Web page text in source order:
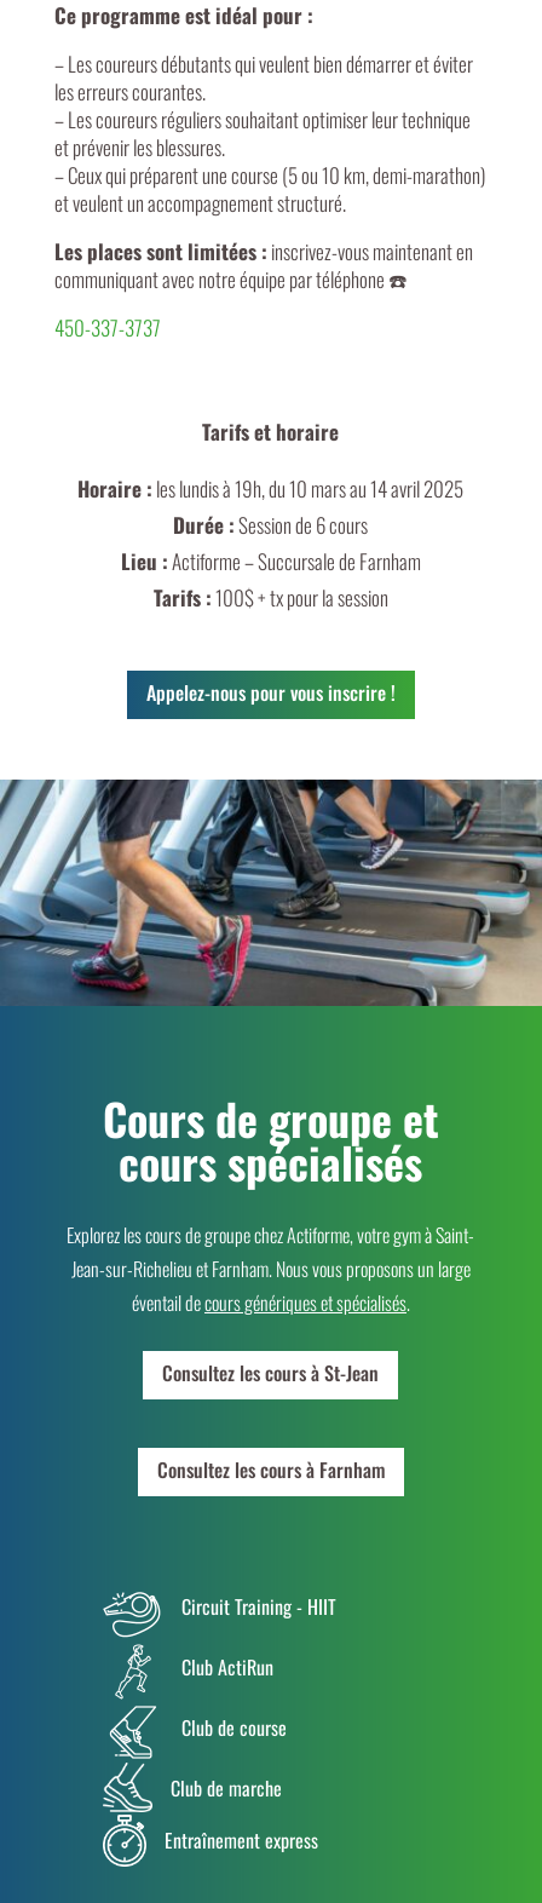
Ce programme est idéal pour :
– Les coureurs débutants qui veulent bien démarrer et éviter
les erreurs courantes.
– Les coureurs réguliers souhaitant optimiser leur technique
et prévenir les blessures.
– Ceux qui préparent une course (5 ou 10 km, demi-marathon)
et veulent un accompagnement structuré.
Les places sont limitées : inscrivez-vous maintenant en
communiquant avec notre équipe par téléphone ☎️
450-337-3737
Tarifs et horaire
Horaire : les lundis à 19h, du 10 mars au 14 avril 2025
Durée :Session de 6 cours
Lieu :Actiforme – Succursale de Farnham
Tarifs :100$ + tx pour la session
Appelez-nous pour vous inscrire !
Cours de groupe et
cours spécialisés
Explorez les cours de groupe chez Actiforme, votre gym à Saint-
Jean-sur-Richelieu et Farnham. Nous vous proposons un large
éventail decours génériques et spécialisés.
Consultez les cours à St-Jean
Consultez les cours à Farnham
Circuit Training - HIIT
Club ActiRun
Club de course
Club de marche
Entraînement express